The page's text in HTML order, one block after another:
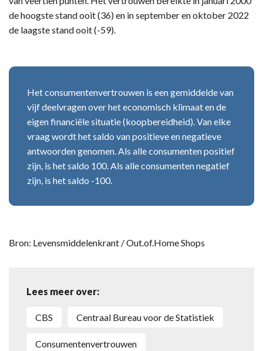
de hoogste stand ooit (36) en in september en oktober 2022
de laagste stand ooit (-59).
Het consumentenvertrouwen is een gemiddelde van
vijf deelvragen over het economisch klimaat en de
eigen financiële situatie (koopbereidheid). Van elke
vraag wordt het saldo van positieve en negatieve
antwoorden genomen. Als alle consumenten positief
zijn, is het saldo 100. Als alle consumenten negatief
zijn, is het saldo -100.
Bron: Levensmiddelenkrant / Out.of.Home Shops
Lees meer over:
CBS Centraal Bureau voor de Statistiek
consumentenvertrouwen